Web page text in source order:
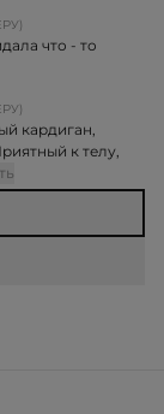
что - то
кардиган,
к телу,